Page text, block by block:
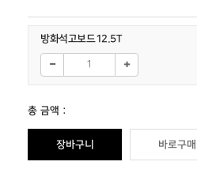
방화석고보드12.5T
총 금액 :
장바구니 바로구매